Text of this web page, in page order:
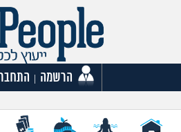
הרשמה